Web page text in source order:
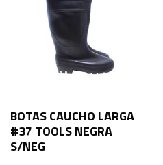
BOTAS CAUCHO LARGA
#37 TOOLS NEGRA
S/NEG